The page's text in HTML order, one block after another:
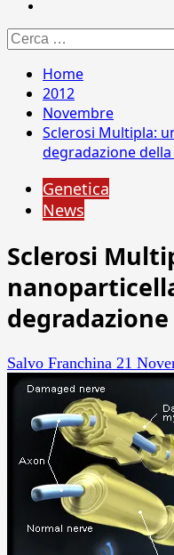
Ricerca
per:
Home
2012
Novembre
Sclerosi Multipla:
degradazione
Genetica
News
Sclerosi
Salvo Franchina 21